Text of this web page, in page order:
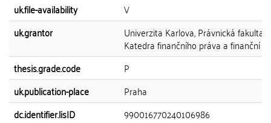
uk.file-availability
V
uk.grantor
Univerzita Karlova, Právnická fakulta,
Katedra finančního práva a finanční
thesis.grade.code
P
uk.publication-place
Praha
dc.identifier.lisID
990016770240106986